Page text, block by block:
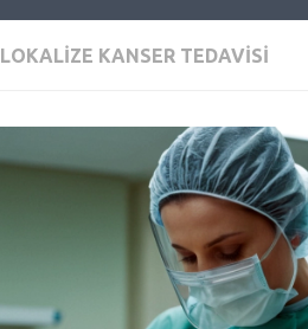
LOKALIZE KANSER TEDAVISI